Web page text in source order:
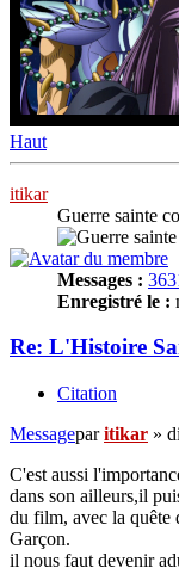
Haut
itikar
Guerre sainte
Messages :
Enregistré le :
Re: L'Histoire
Citation
Messageparitikar »
C'est aussi
dans son ailleurs,il
du film, avec la quête
Garçon.
il nous faut devenir